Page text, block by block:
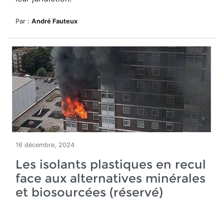
Par : André Fauteux
16 décembre, 2024
Les isolants plastiques en recul
face aux alternatives minérales
et biosourcées (réservé)